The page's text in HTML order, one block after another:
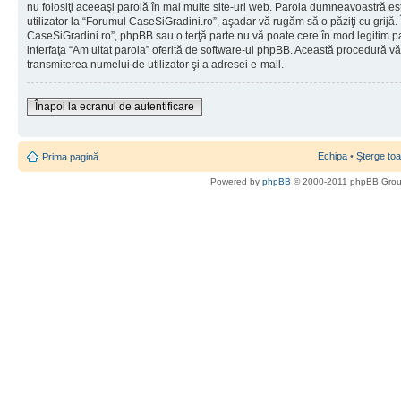
nu folosiţi aceeaşi parolă în mai multe site-uri web. Parola dumneavoastră
utilizator la “Forumul CaseSiGradini.ro”, aşadar vă rugăm să o păziţi cu
CaseSiGradini.ro”, phpBB sau o terţă parte nu vă poate cere în mod legitim
interfaţa “Am uitat parola” oferită de software-ul phpBB. Această procedură
transmiterea numelui de utilizator şi a adresei e-mail.
Înapoi la ecranul de autentificare
Prima pagină Echipa • Şterge
Powered by phpBB © 2000-2011 phpBB